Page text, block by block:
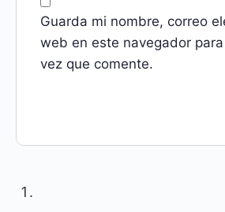
Guarda mi nombre, correo
web en este navegador
vez que comente.